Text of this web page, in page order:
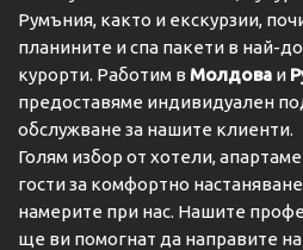
Румъния, както и екскурзии,
планините и спа пакети в най-
курорти. Работим в Молдова и
предоставяме индивидуален
обслужване за нашите клиенти.
Голям избор от хотели,
гости за комфортно
намерите при нас. Нашите
ще ви помогнат да направите